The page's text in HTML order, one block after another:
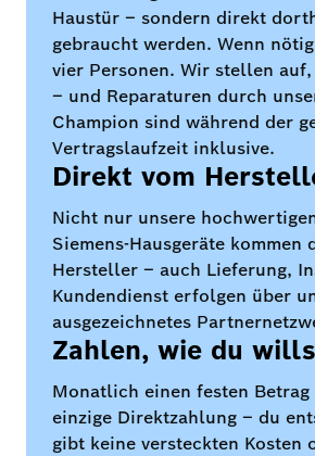
Haustür – sondern direkt
gebraucht werden. Wenn
vier Personen. Wir stellen
– und Reparaturen durch
Champion sind während der
Vertragslaufzeit inklusive.
Direkt vom
Nicht nur unsere
Siemens-Hausgeräte kommen
Hersteller – auch Lieferung,
Kundendienst erfolgen über
ausgezeichnetes
Zahlen, wie du
Monatlich einen festen Betrag
einzige Direktzahlung – du
gibt keine versteckten Kosten